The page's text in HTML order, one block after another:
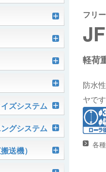
ヤ
ンベヤ
イン®
ンベヤ
体
汎用タイプ）
ム
ズシステム
C
テム
グシステム
」
送機）
フリ
JF
軽荷
防水
ヤです
各